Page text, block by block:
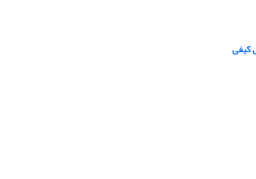
کیفی